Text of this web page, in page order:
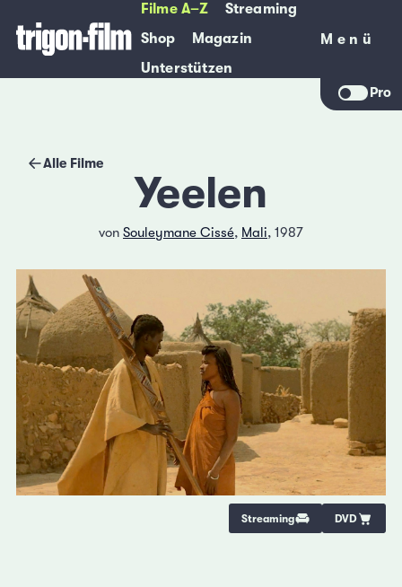
Filme A–Z
Streaming
Shop
Magazin
Unterstützen
Menü
Menü
Pro
Alle Filme
Yeelen
von Souleymane Cissé, Mali, 1987
Streaming DVD